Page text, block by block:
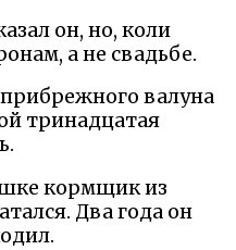
он, но, коли
а не свадьбе.
валуна
тринадцатая
кормщик из
Два года он